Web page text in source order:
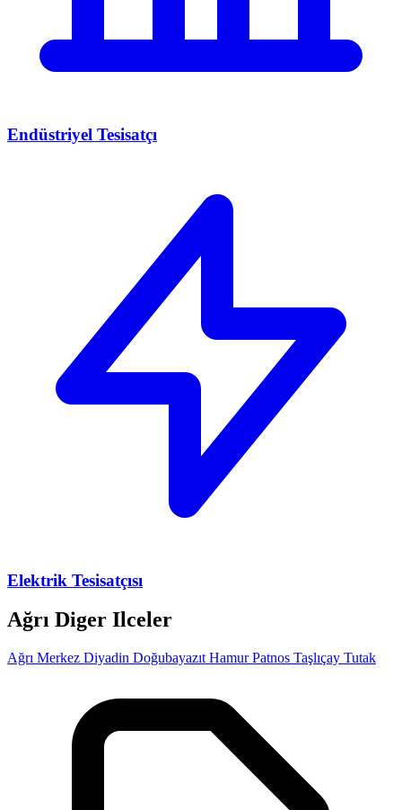
Endüstriyel Tesisatçı
Elektrik Tesisatçısı
Ağrı Diger Ilceler
Ağrı Merkez Diyadin Doğubayazıt Hamur Patnos Taşlıçay Tutak